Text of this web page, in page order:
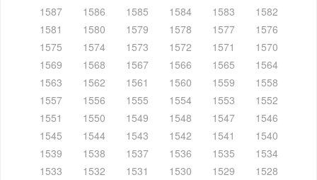
1587
1586 1585 1584 1583
1582
1581
1580 1579 1578 1577
1576
1575
1574 1573 1572 1571
1570
1569
1568 1567 1566 1565
1564
1563
1562 1561 1560 1559
1558
1557
1556 1555 1554 1553
1552
1551
1550 1549 1548 1547
1546
1545
1544 1543 1542 1541
1540
1539
1538 1537 1536 1535
1534
1533
1532 1531 1530 1529
1528